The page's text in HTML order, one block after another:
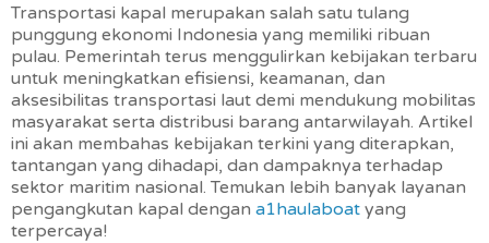
Transportasi kapal merupakan salah satu tulang
punggung ekonomi Indonesia yang memiliki ribuan
pulau. Pemerintah terus menggulirkan kebijakan terbaru
untuk meningkatkan efisiensi, keamanan, dan
aksesibilitas transportasi laut demi mendukung mobilitas
masyarakat serta distribusi barang antarwilayah. Artikel
ini akan membahas kebijakan terkini yang diterapkan,
tantangan yang dihadapi, dan dampaknya terhadap
sektor maritim nasional. Temukan lebih banyak layanan
pengangkutan kapal dengan a1haulaboat yang
terpercaya!